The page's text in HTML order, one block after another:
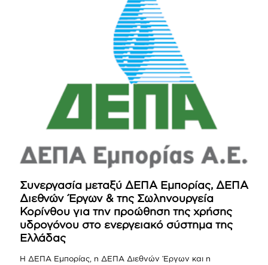
Συνεργασία μεταξύ ΔΕΠΑ Εμπορίας, ΔΕΠΑ
Διεθνών Έργων & της Σωληνουργεία
Κορίνθου για την προώθηση της χρήσης
υδρογόνου στο ενεργειακό σύστημα της
Ελλάδας
Η ΔΕΠΑ Εμπορίας, η ΔΕΠΑ Διεθνών Έργων και η